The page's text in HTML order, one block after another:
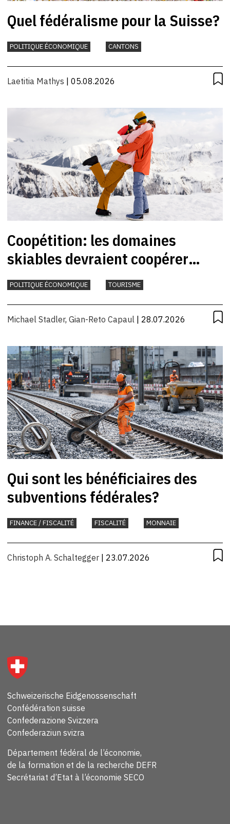
Quel fédéralisme pour la Suisse?
POLITIQUE ÉCONOMIQUE CANTONS
Laetitia Mathys | 05.08.2026
Coopétition: les domaines
skiables devraient coopérer
davantage
POLITIQUE ÉCONOMIQUE TOURISME
Michael Stadler, Gian-Reto Capaul | 28.07.2026
Qui sont les bénéficiaires des
subventions fédérales?
FINANCE / FISCALITÉ FISCALITÉ MONNAIE
Christoph A. Schaltegger | 23.07.2026
Schweizerische Eidgenossenschaft
Confédération suisse
Confederazione Svizzera
Confederaziun svizra
Département fédéral de l’économie,
de la formation et de la recherche DEFR
Secrétariat d’Etat à l’économie SECO